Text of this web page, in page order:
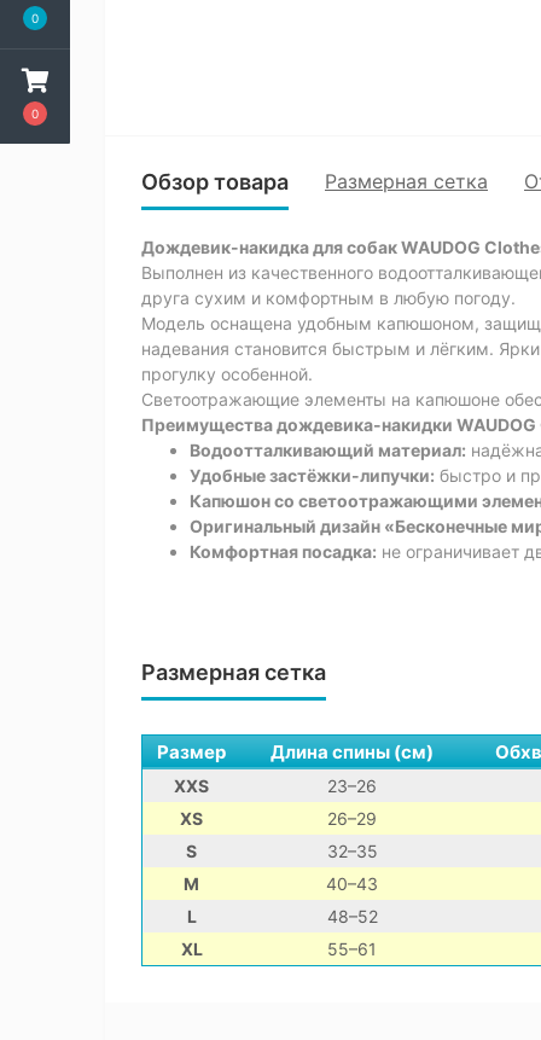
0
0
Обзор товара Размерная сетка
Дождевик-накидка для собак WAUDOG
Выполнен из качественного
друга сухим и комфортным в любую погоду.
Модель оснащена удобным капюшоном,
надевания становится быстрым и лёгким.
прогулку особенной.
Светоотражающие элементы на капюшоне
Преимущества дождевика-накидки
Водоотталкивающий материал:
Удобные застёжки-липучки: быстро и
Капюшон со светоотражающими
Оригинальный дизайн «Бесконечные
Комфортная посадка: не ограничивает
Размерная сетка
Размер Длина спины (см)
XXS
23–26
XS
26–29
S
32–35
M
40–43
L
48–52
XL
55–61